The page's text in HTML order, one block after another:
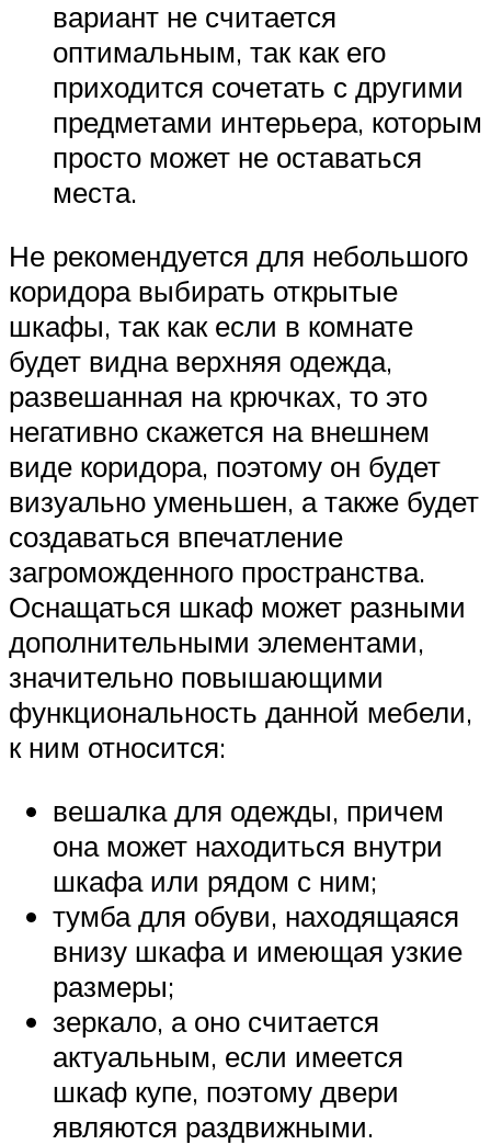
вариант не считается
оптимальным, так как его
приходится сочетать с другими
предметами интерьера, которым
просто может не оставаться
места.
Не рекомендуется для небольшого
коридора выбирать открытые
шкафы, так как если в комнате
будет видна верхняя одежда,
развешанная на крючках, то это
негативно скажется на внешнем
виде коридора, поэтому он будет
визуально уменьшен, а также будет
создаваться впечатление
загроможденного пространства.
Оснащаться шкаф может разными
дополнительными элементами,
значительно повышающими
функциональность данной мебели,
к ним относится:
вешалка для одежды, причем
она может находиться внутри
шкафа или рядом с ним;
тумба для обуви, находящаяся
внизу шкафа и имеющая узкие
размеры;
зеркало, а оно считается
актуальным, если имеется
шкаф купе, поэтому двери
являются раздвижными.